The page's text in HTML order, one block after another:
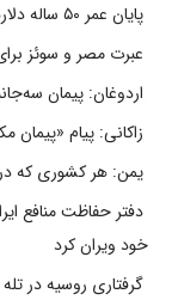
پایان عمر ۵۰ ساله دلارهای نفتی به دست ایران
عبرت مصر و سوئز
اردوغان: پیمان
زاکانی: پیام
یمن: هر کشوری که در
دفتر حفاظت منافع
خود ویران کرد
گرفتاری روسیه در